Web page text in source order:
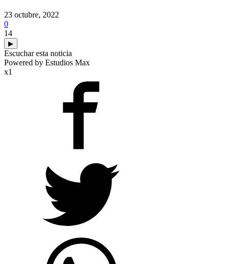
23 octubre, 2022
0
14
▶
Escuchar esta noticia
Powered by Estudios Max
x1